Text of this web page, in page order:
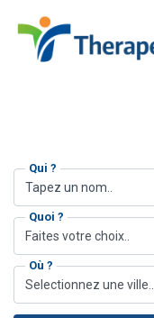
Qui ?
Quoi ?
Faites votre choix..
Où ?
Selectionnez une ville..